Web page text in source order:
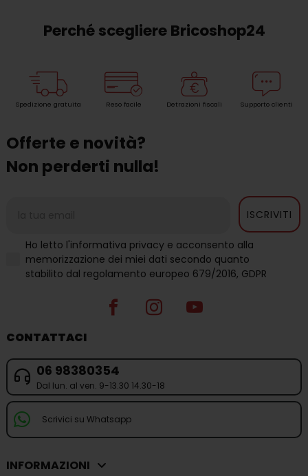
Perché scegliere Bricoshop24
Spedizione gratuita Reso facile Detrazioni fiscali Supporto clienti
Offerte e novità?
Non perderti nulla!
ISCRIVITI
Ho letto l'informativa privacy e acconsento alla
memorizzazione dei miei dati secondo quanto
stabilito dal regolamento europeo 679/2016, GDPR
CONTATTACI
06 98380354
Dal lun. al ven. 9-13.30 14.30-18
Scrivici su Whatsapp
INFORMAZIONI